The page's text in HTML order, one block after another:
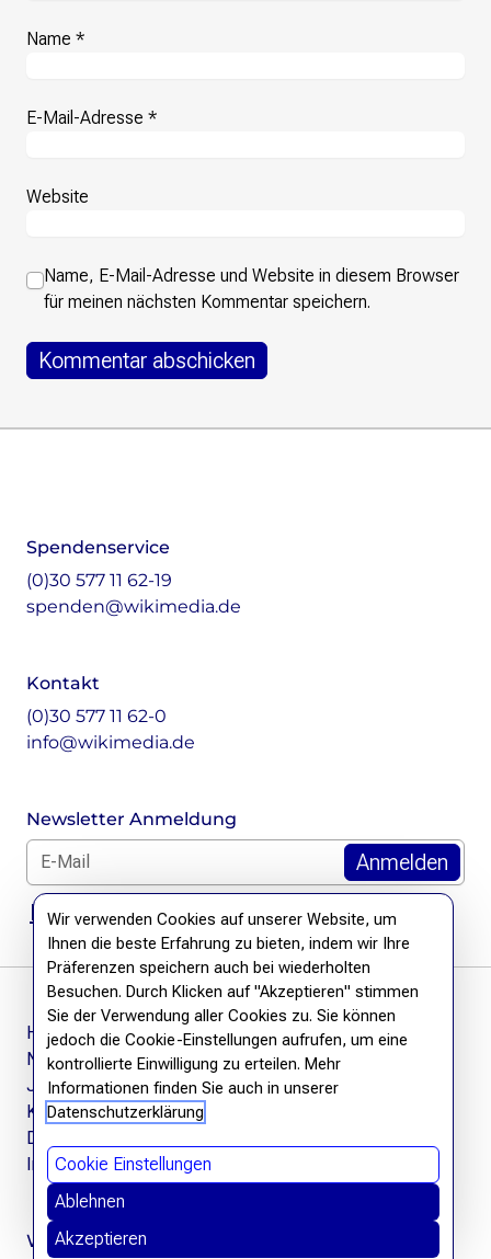
Name *
E-Mail-Adresse *
Website
Name, E-Mail-Adresse und Website in diesem Browser
für meinen nächsten Kommentar speichern.
Spendenservice
(0)30 577 11 62-19
spenden@wikimedia.de
Kontakt
(0)30 577 11 62-0
info@wikimedia.de
Newsletter Anmeldung
E-Mail für Newsletter *
DSGVO Hinweis
Häufige Fragen
Newsletter
Jobs
Kontakt
Datenschutzerklärung
Impressum
Wir befreien Wissen
Wir verwenden Cookies auf unserer Website, um
Ihnen die beste Erfahrung zu bieten, indem wir Ihre
Präferenzen speichern auch bei wiederholten
Besuchen. Durch Klicken auf "Akzeptieren" stimmen
Sie der Verwendung aller Cookies zu. Sie können
jedoch die Cookie-Einstellungen aufrufen, um eine
kontrollierte Einwilligung zu erteilen. Mehr
Informationen finden Sie auch in unserer
Datenschutzerklärung
Cookie Einstellungen
Ablehnen
Akzeptieren